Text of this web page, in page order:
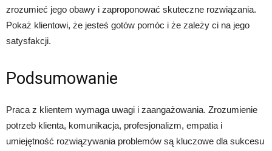
zrozumieć jego obawy i zaproponować skuteczne rozwiązania.
Pokaż klientowi, że jesteś gotów pomóc i że zależy ci na jego
satysfakcji.
Podsumowanie
Praca z klientem wymaga uwagi i zaangażowania. Zrozumienie
potrzeb klienta, komunikacja, profesjonalizm, empatia i
umiejętność rozwiązywania problemów są kluczowe dla sukcesu